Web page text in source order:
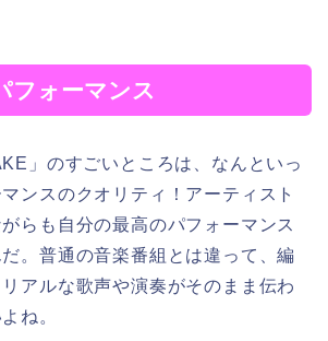
フォーマンス
」のすごいところは、なんといっ
ンスのクオリティ！アーティスト
らも自分の最高のパフォーマンス
。普通の音楽番組とは違って、編
アルな歌声や演奏がそのまま伝わ
ね。